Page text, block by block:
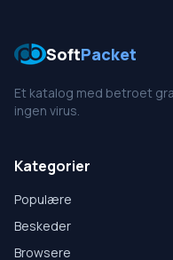
SoftPacket
Et katalog med betroet
ingen virus.
Kategorier
Populære
Beskeder
Browsere